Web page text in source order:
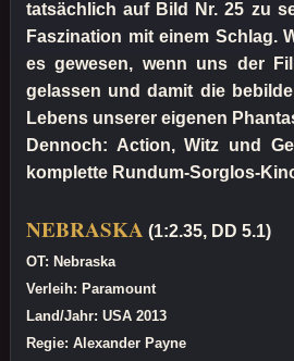
tatsächlich auf Bild Nr. 25 zu
Faszination mit einem Schlag.
es gewesen, wenn uns der
gelassen und damit die
Lebens unserer eigenen
Dennoch: Action, Witz und
komplette Rundum-Sorglos-
NEBRASKA (1:2.35, DD 5.1)
OT: Nebraska
Verleih: Paramount
Land/Jahr: USA 2013
Regie: Alexander Payne